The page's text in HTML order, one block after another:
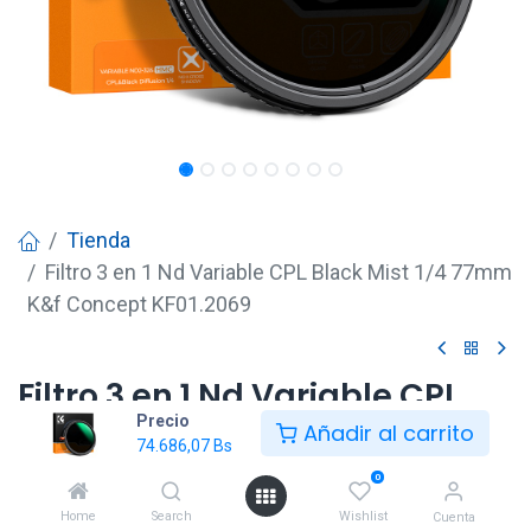
Precio
74.686,07Bs Añadir al carrito
Home Search
0
Wishlist Cuenta
Tienda
Filtro 3 en 1 Nd Variable CPL Black Mist 1/4 77mm
K&f Concept KF01.2069
Filtro 3 en 1 Nd Variable CPL
Black Mist 1/4 77mm K&f
Concept KF01.2069